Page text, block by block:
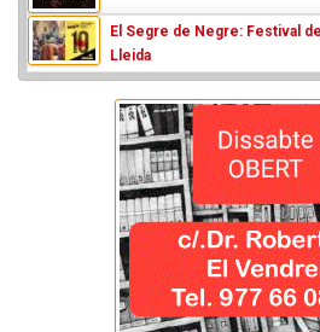
El Segre de Negre: Festival
Lleida